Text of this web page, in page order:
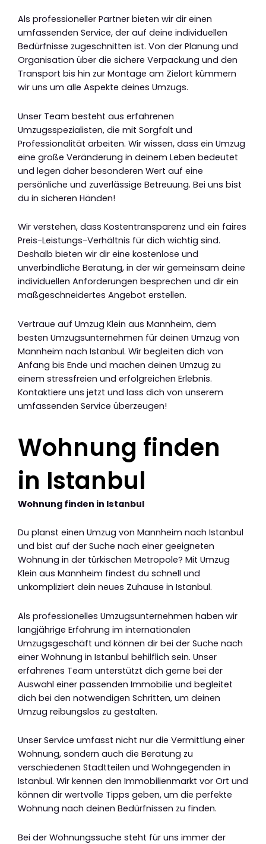
Als professioneller Partner bieten wir dir einen
umfassenden Service, der auf deine individuellen
Bedürfnisse zugeschnitten ist. Von der Planung und
Organisation über die sichere Verpackung und den
Transport bis hin zur Montage am Zielort kümmern
wir uns um alle Aspekte deines Umzugs.
Unser Team besteht aus erfahrenen
Umzugsspezialisten, die mit Sorgfalt und
Professionalität arbeiten. Wir wissen, dass ein Umzug
eine große Veränderung in deinem Leben bedeutet
und legen daher besonderen Wert auf eine
persönliche und zuverlässige Betreuung. Bei uns bist
du in sicheren Händen!
Wir verstehen, dass Kostentransparenz und ein faires
Preis-Leistungs-Verhältnis für dich wichtig sind.
Deshalb bieten wir dir eine kostenlose und
unverbindliche Beratung, in der wir gemeinsam deine
individuellen Anforderungen besprechen und dir ein
maßgeschneidertes Angebot erstellen.
Vertraue auf Umzug Klein aus Mannheim, dem
besten Umzugsunternehmen für deinen Umzug von
Mannheim nach Istanbul. Wir begleiten dich von
Anfang bis Ende und machen deinen Umzug zu
einem stressfreien und erfolgreichen Erlebnis.
Kontaktiere uns jetzt und lass dich von unserem
umfassenden Service überzeugen!
Wohnung finden
in Istanbul
Wohnung finden in Istanbul
Du planst einen Umzug von Mannheim nach Istanbul
und bist auf der Suche nach einer geeigneten
Wohnung in der türkischen Metropole? Mit Umzug
Klein aus Mannheim findest du schnell und
unkompliziert dein neues Zuhause in Istanbul.
Als professionelles Umzugsunternehmen haben wir
langjährige Erfahrung im internationalen
Umzugsgeschäft und können dir bei der Suche nach
einer Wohnung in Istanbul behilflich sein. Unser
erfahrenes Team unterstützt dich gerne bei der
Auswahl einer passenden Immobilie und begleitet
dich bei den notwendigen Schritten, um deinen
Umzug reibungslos zu gestalten.
Unser Service umfasst nicht nur die Vermittlung einer
Wohnung, sondern auch die Beratung zu
verschiedenen Stadtteilen und Wohngegenden in
Istanbul. Wir kennen den Immobilienmarkt vor Ort und
können dir wertvolle Tipps geben, um die perfekte
Wohnung nach deinen Bedürfnissen zu finden.
Bei der Wohnungssuche steht für uns immer der